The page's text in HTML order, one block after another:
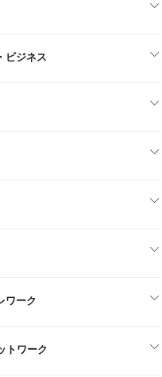
ビジネス
ワーク
トワーク